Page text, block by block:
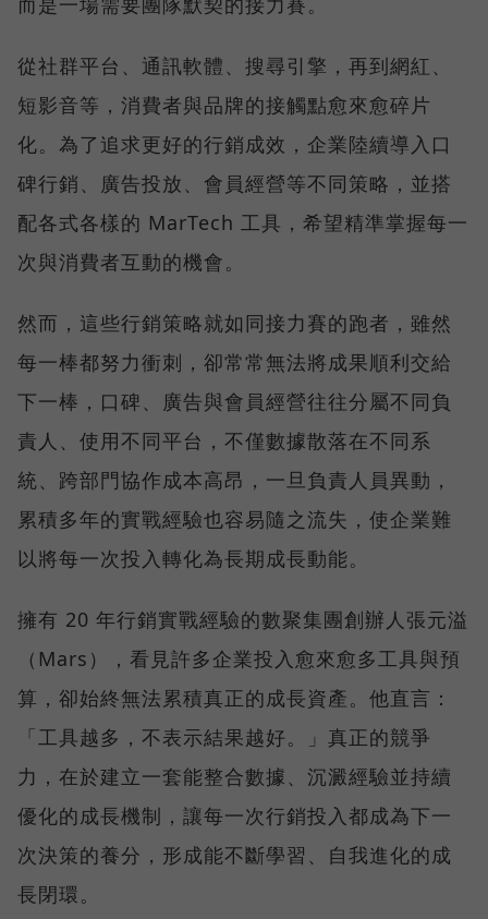
從社群平台、通訊軟體、搜尋引擎，再到網紅、
短影音等，消費者與品牌的接觸點愈來愈碎片
化。為了追求更好的行銷成效，企業陸續導入口
碑行銷、廣告投放、會員經營等不同策略，並搭
配各式各樣的 MarTech 工具，希望精準掌握每一
次與消費者互動的機會。
然而，這些行銷策略就如同接力賽的跑者，雖然
每一棒都努力衝刺，卻常常無法將成果順利交給
下一棒，口碑、廣告與會員經營往往分屬不同負
責人、使用不同平台，不僅數據散落在不同系
統、跨部門協作成本高昂，一旦負責人員異動，
累積多年的實戰經驗也容易隨之流失，使企業難
以將每一次投入轉化為長期成長動能。
擁有 20 年行銷實戰經驗的數聚集團創辦人張元溢
（Mars），看見許多企業投入愈來愈多工具與預
算，卻始終無法累積真正的成長資產。他直言：
「工具越多，不表示結果越好。」真正的競爭
力，在於建立一套能整合數據、沉澱經驗並持續
優化的成長機制，讓每一次行銷投入都成為下一
次決策的養分，形成能不斷學習、自我進化的成
長閉環。